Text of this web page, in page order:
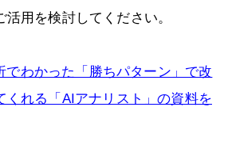
用を検討してください。
でわかった「勝ちパターン」で改
くれる「AIアナリスト」の資料を